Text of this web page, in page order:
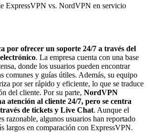
ExpressVPN vs. NordVPN en servicio
por ofrecer un soporte 24/7 a través del
. La empresa cuenta con una base
donde los usuarios pueden encontrar
comunes y guías útiles. Además, su equipo
por ser rápido y eficiente, lo que se traduce
del cliente. Por su parte, NordVPN
atención al cliente 24/7, pero se centra
de tickets y Live Chat. Aunque el
razonable, algunos usuarios han reportado
largos en comparación con ExpressVPN.